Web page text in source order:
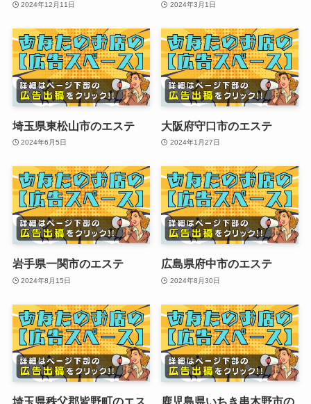
2024年12月11日 2024年3月1日
埼玉県東松山市のエステ
2024年6月5日
大阪府守口市のエステ
2024年1月27日
岩手県一関市のエステ
2024年8月15日
広島県府中市のエステ
2024年8月30日
埼玉県秩父郡皆野町のエス 鹿児島県いちき串木野市の